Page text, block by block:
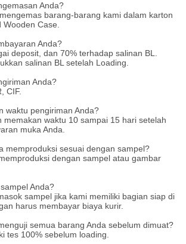
Anda?
barang-barang kami dalam karton
Case.
Anda?
deposit, dan 70% terhadap salinan BL.
salinan BL setelah Loading.
Anda?
CIF.
waktu pengiriman Anda?
memakan waktu 10 sampai 15 hari setelah
muka Anda.
memproduksi sesuai dengan sampel?
dengan sampel atau gambar
Anda?
sampel jika kami memiliki bagian siap di
harus membayar biaya kurir.
semua barang Anda sebelum dimuat?
tes 100% sebelum loading.